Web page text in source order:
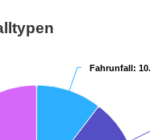
Fahrunfall:
Fahrunfall: